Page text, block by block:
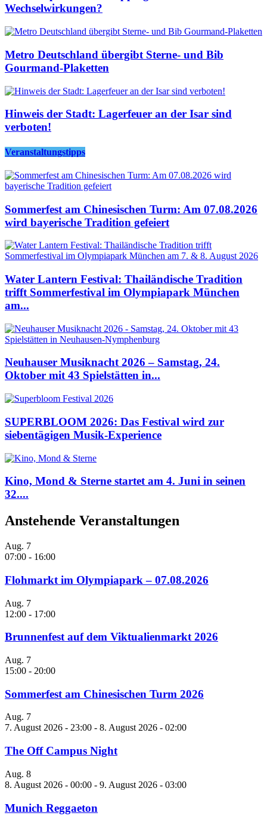
Wechselwirkungen?
Metro Deutschland übergibt Sterne- und Bib
Gourmand-Plaketten
Hinweis der Stadt: Lagerfeuer an der Isar sind
verboten!
Veranstaltungstipps
Sommerfest am Chinesischen Turm: Am 07.08.2026
wird bayerische Tradition gefeiert
Water Lantern Festival: Thailändische Tradition
trifft Sommerfestival im Olympiapark München
am...
Neuhauser Musiknacht 2026 – Samstag, 24.
Oktober mit 43 Spielstätten in...
SUPERBLOOM 2026: Das Festival wird zur
siebentägigen Musik-Experience
Kino, Mond & Sterne startet am 4. Juni in seinen
32....
Anstehende Veranstaltungen
Aug. 7
07:00 - 16:00
Flohmarkt im Olympiapark – 07.08.2026
Aug. 7
12:00 - 17:00
Brunnenfest auf dem Viktualienmarkt 2026
Aug. 7
15:00 - 20:00
Sommerfest am Chinesischen Turm 2026
Aug. 7
7. August 2026 - 23:00 - 8. August 2026 - 02:00
The Off Campus Night
Aug. 8
8. August 2026 - 00:00 - 9. August 2026 - 03:00
Munich Reggaeton